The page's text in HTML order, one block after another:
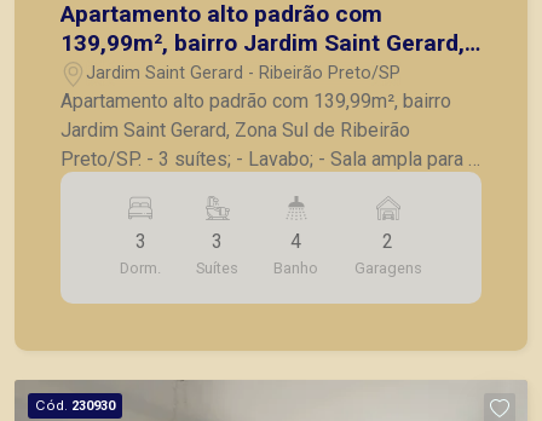
Apartamento alto padrão com
139,99m², bairro Jardim Saint Gerard,
Zona Sul de Ribeirão Preto/SP.
Jardim Saint Gerard - Ribeirão Preto/SP
Apartamento alto padrão com 139,99m², bairro
Jardim Saint Gerard, Zona Sul de Ribeirão
Preto/SP. - 3 suítes; - Lavabo; - Sala ampla para 2
ambientes; - Varanda gourmet; - Cozinha; -
Despensa; - Área de serviço; - 2 vagas de
garagem. A Piramid tem como objetivo atender
seus clientes com agilidade e segurança, em
locação, vendas de imóveis prontos, usados ou
3
Dorm.
3
Suítes
4
Banho
2
Garagens
Cód. 230930